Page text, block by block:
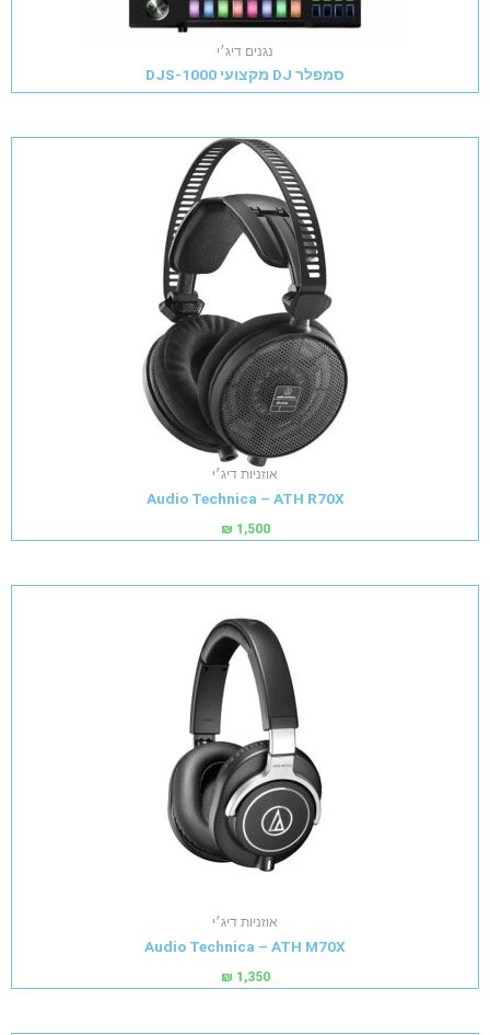
נגנים דיג׳י
סמפלר DJ מקצועי DJS-1000
אוזניות דיג׳י
Audio Technica – ATH R70X
₪ 1,500
אוזניות דיג׳י
Audio Technica – ATH M70X
₪ 1,350